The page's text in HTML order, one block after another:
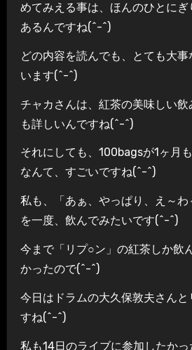
めてみえる事は、ほんのひとにぎ
あるんですね(^-^)
どの内容を読んでも、とても大事
います(^-^)
チャカさんは、紅茶の美味しい飲
も詳しいんですね(^-^)
それにしても、100bagsが1ヶ月
なんて、すごいですね(^-^)
私も、「あぁ、やっぱり、え～わ
を一度、飲んでみたいです(^-^)
今まで「リプ○ン」の紅茶しか飲
かったので(^-^)
今日はドラムの大久保敦夫さんと
すね(^-^)
私も14日のライブに参加したかっ